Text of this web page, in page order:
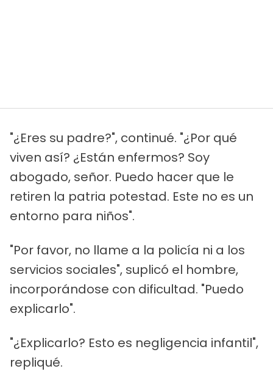
"¿Eres su padre?", continué. "¿Por qué
viven así? ¿Están enfermos? Soy
abogado, señor. Puedo hacer que le
retiren la patria potestad. Este no es un
entorno para niños".
"Por favor, no llame a la policía ni a los
servicios sociales", suplicó el hombre,
incorporándose con dificultad. "Puedo
explicarlo".
"¿Explicarlo? Esto es negligencia infantil",
repliqué.